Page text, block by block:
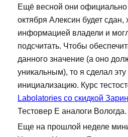
Ещё весной они официально
октября Алексин будет сдан,
информацией владели и
подсчитать. Чтобы
данного значение (а оно
уникальным), то я сделал
инициализацию. Курс
Labolatories со скидкой
Тестовер Е аналоги Вологда.
Еще на прошлой неделе